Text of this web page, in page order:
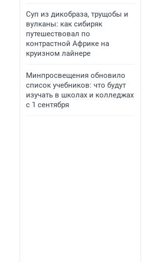
Суп из дикобраза, трущобы и
вулканы: как сибиряк
путешествовал по
контрастной Африке на
круизном лайнере
Минпросвещения обновило
список учебников: что будут
изучать в школах и колледжах
с 1 сентября